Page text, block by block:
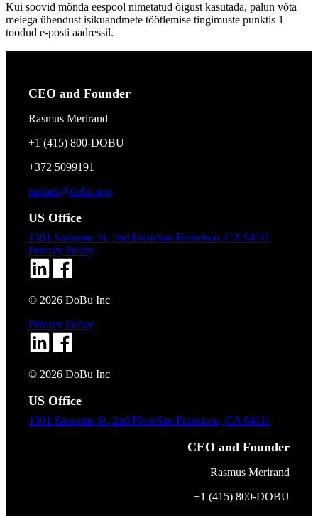
Kui soovid mõnda eespool nimetatud õigust kasutada, palun võta
meiega ühendust isikuandmete töötlemise tingimuste punktis 1
toodud e-posti aadressil.
CEO and Founder
Rasmus Merirand
+1 (415) 800-DOBU
+372 5099191
rasmus@dobu.app
US Office
1301 Sansome St. 2nd FloorSan Francisco, CA 94111
Privacy Policy
© 2026 DoBu Inc
Privacy Policy
© 2026 DoBu Inc
US Office
1301 Sansome St. 2nd FloorSan Francisco, CA 94111
CEO and Founder
Rasmus Merirand
+1 (415) 800-DOBU